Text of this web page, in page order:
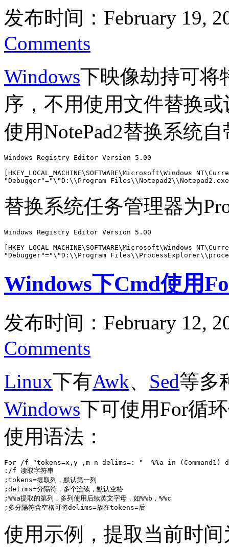
发布时间：February 19,
Comments
Windows下映像劫持可将
序，不用使用文件替换
使用NotePad2替换系统
Windows Registry Editor Version 5.00
[HKEY_LOCAL_MACHINE\SOFTWARE\Microsoft\Windows
"Debugger"="\"D:\\Program
替换系统任务管理器为
Windows Registry Editor Version 5.00
[HKEY_LOCAL_MACHINE\SOFTWARE\Microsoft\Windows
"Debugger"="\"D:\\Program
Windows下Cmd使用
发布时间：February 12,
Comments
Linux下有Awk、 Sed等多
Windows下可使用For循
使用语法：
For /f "tokens=x,y ,m-n delims=: "  %%a in (Command1)
:/f 读取字符串
;tokens=提取列，默认第一列
;delims=分隔符，多个连续，默认空格
;%%a提取的第列，多列使用后续英文字母，如%%b，%%c
;多分隔符含空格可将delims=放在tokens=后
使用示例，提取当前时间